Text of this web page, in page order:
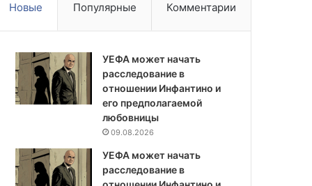
Новые Популярные Комментарии
УЕФА может начать
расследование в
отношении Инфантино и
его предполагаемой
любовницы
09.08.2026
УЕФА может начать
расследование в